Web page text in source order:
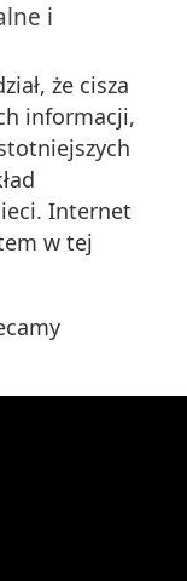
i
że cisza
informacji,
Internet
w tej